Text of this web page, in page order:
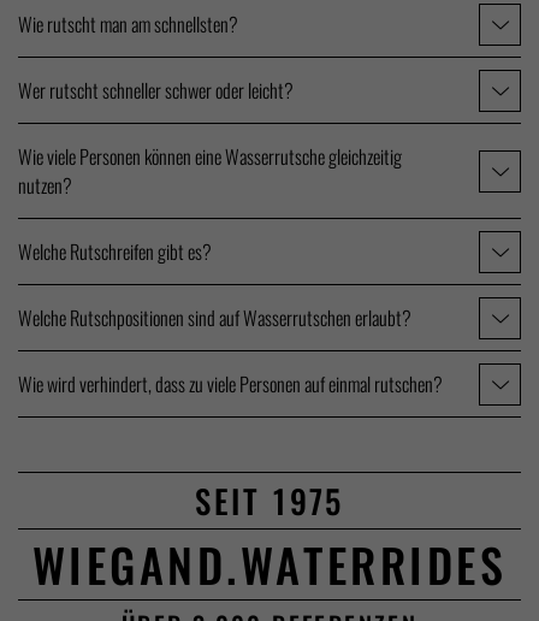
Wie rutscht man am schnellsten?
Wer rutscht schneller schwer oder leicht?
Wie viele Personen können eine Wasserrutsche gleichzeitig
nutzen?
Welche Rutschreifen gibt es?
Welche Rutschpositionen sind auf Wasserrutschen erlaubt?
Wie wird verhindert, dass zu viele Personen auf einmal rutschen?
SEIT 1975
WIEGAND.WATERRIDES